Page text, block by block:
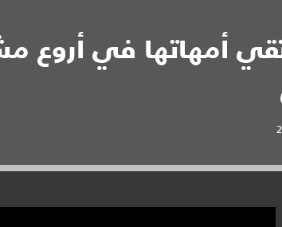
أمهاتها في أروع